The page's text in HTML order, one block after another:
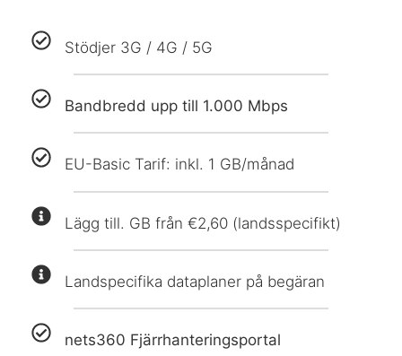
Stödjer 3G / 4G / 5G
Bandbredd upp till 1.000 Mbps
EU-Basic Tarif: inkl. 1 GB/månad
Lägg till. GB från €2,60 (landsspecifikt)
Landspecifika dataplaner på begäran
nets360 Fjärrhanteringsportal